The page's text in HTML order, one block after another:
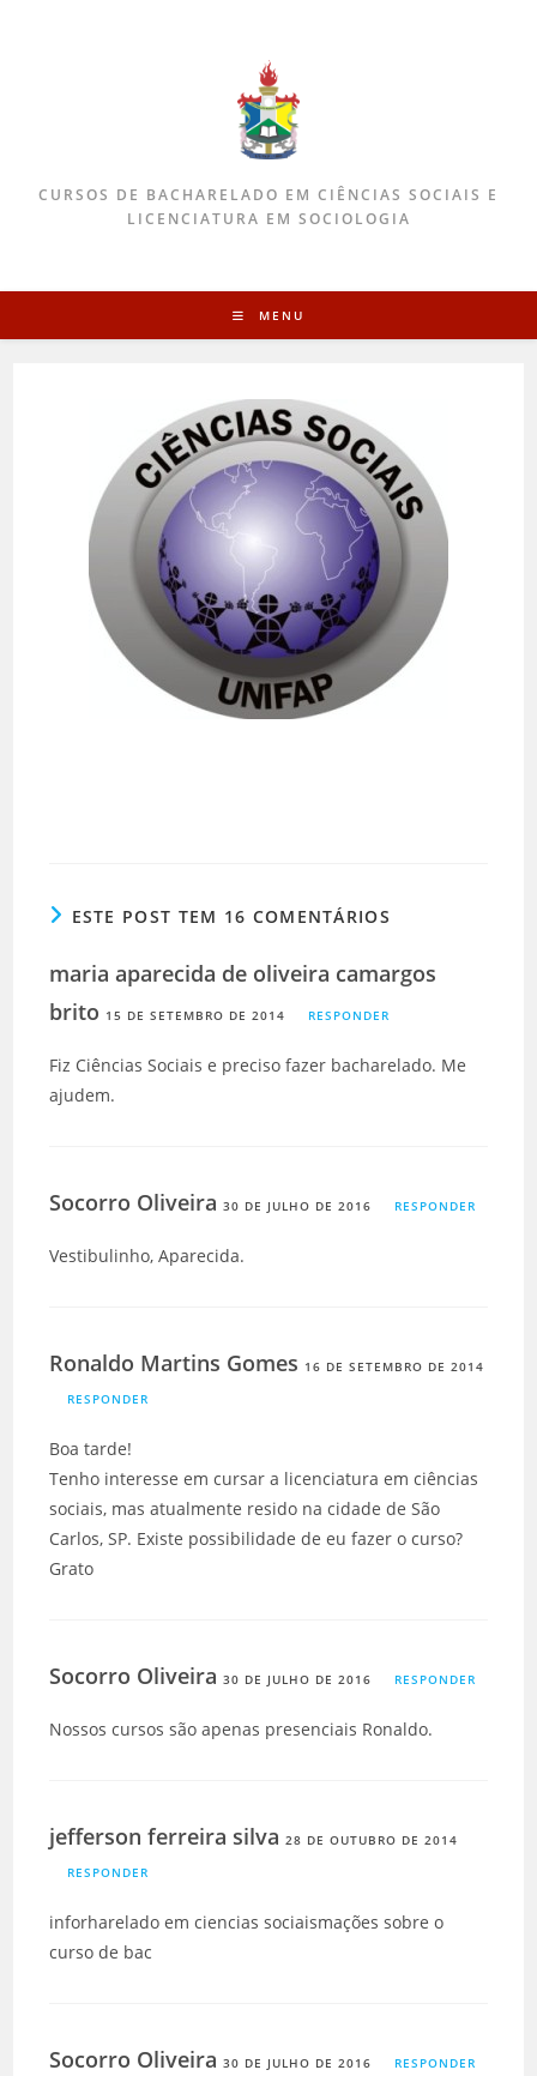
CURSOS DE BACHARELADO EM CIÊNCIAS SOCIAIS E
LICENCIATURA EM SOCIOLOGIA
MENU
ESTE POST TEM 16 COMENTÁRIOS
maria aparecida de oliveira camargos
brito 15 DE SETEMBRO DE 2014 RESPONDER
Fiz Ciências Sociais e preciso fazer bacharelado. Me
ajudem.
Socorro Oliveira30 DE JULHO DE 2016 RESPONDER
Vestibulinho, Aparecida.
Ronaldo Martins Gomes 16 DE SETEMBRO DE 2014
RESPONDER
Boa tarde!
Tenho interesse em cursar a licenciatura em ciências
sociais, mas atualmente resido na cidade de São
Carlos, SP. Existe possibilidade de eu fazer o curso?
Grato
Socorro Oliveira30 DE JULHO DE 2016 RESPONDER
Nossos cursos são apenas presenciais Ronaldo.
jefferson ferreira silva28 DE OUTUBRO DE 2014
RESPONDER
inforharelado em ciencias sociaismações sobre o
curso de bac
Socorro Oliveira30 DE JULHO DE 2016 RESPONDER